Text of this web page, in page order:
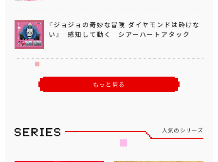
『ジョジョの奇妙な冒険 ダイヤモンドは砕けな
い』 感知して動く シアーハートアタック
もっと見る
人気のシリーズ